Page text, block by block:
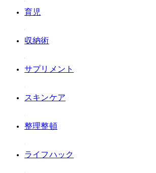
#育児
#収納術
#サプリメント
#スキンケア
#整理整頓
#ライフハック